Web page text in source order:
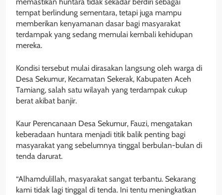
tempat berlindung sementara, tetapi juga mampu
memberikan kenyamanan dasar bagi masyarakat
terdampak yang sedang memulai kembali kehidupan
mereka.
Kondisi tersebut mulai dirasakan langsung oleh warga di
Desa Sekumur, Kecamatan Sekerak, Kabupaten Aceh
Tamiang, salah satu wilayah yang terdampak cukup
berat akibat banjir.
Kaur Perencanaan Desa Sekumur, Fauzi, mengatakan
keberadaan huntara menjadi titik balik penting bagi
masyarakat yang sebelumnya tinggal berbulan-bulan di
tenda darurat.
“Alhamdulillah, masyarakat sangat terbantu. Sekarang
kami tidak lagi tinggal di tenda. Ini tentu meningkatkan